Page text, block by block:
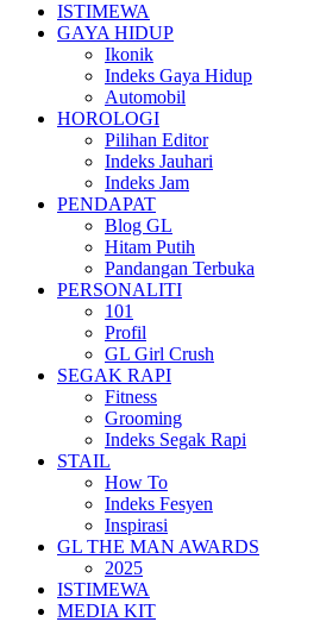
ISTIMEWA
GAYA HIDUP
Ikonik
Indeks Gaya Hidup
Automobil
HOROLOGI
Pilihan Editor
Indeks Jauhari
Indeks Jam
PENDAPAT
Blog GL
Hitam Putih
Pandangan Terbuka
PERSONALITI
101
Profil
GL Girl Crush
SEGAK RAPI
Fitness
Grooming
Indeks Segak Rapi
STAIL
How To
Indeks Fesyen
Inspirasi
GL THE MAN AWARDS
2025
ISTIMEWA
MEDIA KIT